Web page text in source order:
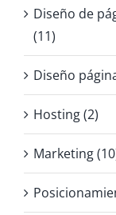
Diseño de
(11)
Diseño
Hosting (2)
Marketing